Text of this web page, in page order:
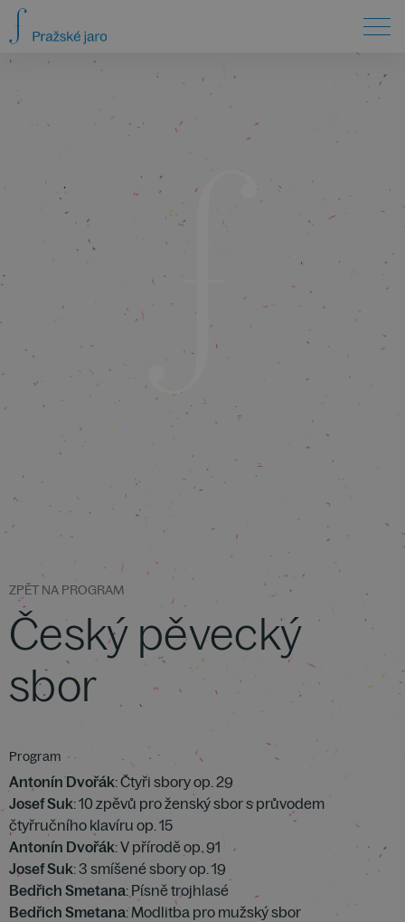
ZPĚT NA PROGRAM
Český pěvecký
sbor
Program
Antonín Dvořák: Čtyři sbory op. 29
Josef Suk: 10 zpěvů pro ženský sbor s průvodem
čtyřručního klavíru op. 15
Antonín Dvořák: V přírodě op. 91
Josef Suk: 3 smíšené sbory op. 19
Bedřich Smetana: Písně trojhlasé
Bedřich Smetana: Modlitba pro mužský sbor